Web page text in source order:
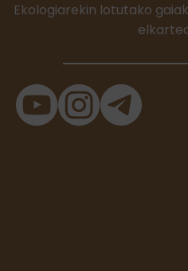
Ekologiarekin lotutako